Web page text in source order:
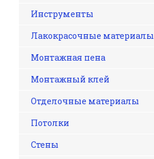
Инструменты
Лакокрасочные материалы
Монтажная пена
Монтажный клей
Отделочные материалы
Потолки
Стены